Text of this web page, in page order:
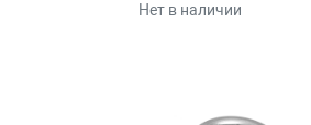
Нет в наличии